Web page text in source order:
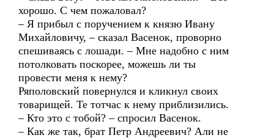
хорошо. С чем пожаловал?
– Я прибыл с поручением к князю Ивану
Михайловичу, – сказал Васенок, проворно
спешиваясь с лошади. – Мне надобно с ним
потолковать поскорее, можешь ли ты
провести меня к нему?
Ряполовский повернулся и кликнул своих
товарищей. Те тотчас к нему приблизились.
– Кто это с тобой? – спросил Васенок.
– Как же так, брат Петр Андреевич? Али не